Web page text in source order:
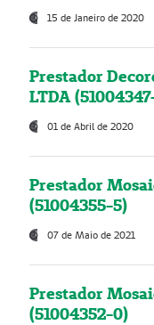
15 de Janeiro de 2020
Prestador
LTDA
01 de Abril de 2020
Prestador
(51004355-5)
07 de Maio de 2021
Prestador
(51004352-0)